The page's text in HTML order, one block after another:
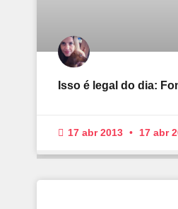
Isso é legal do dia:
17 abr 2013 17 abr